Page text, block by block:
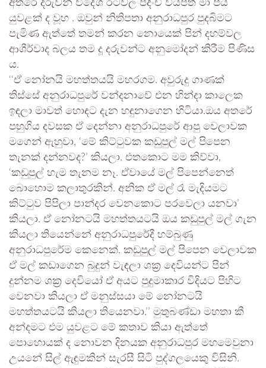
අතරේ දරුවන් විදේශ රටවල පදිංචි වියපත් මා පිය
යුවළක් ද වූහ . ඔවුන් නිතිපතා අනුරාධපුර පුදබිමට
පැමිණ ඇත්තේ තමන් කරන නොයෙක් පින් දහම්වල
ආශීර්වාද බලය තම දූ දරුවන්ට අනුමෝදන් කිරීම පිණිස
ය.
‘‘ඒ නෝනයි මහත්තයයි මහරගම. අවුරුදු ගාණක්
තිස්සේ අනුරාධපුරේ වන්දනාවේ එන හින්දා කාලෙක
ඉඳලා මාවත් හොඳට දැන හඳුනාගෙන හිටියා.ඔය අතරේ
පහුගිය දවසක ඒ දෙන්නා අනුරාධපුරේ ආපු වෙලාවක
මගෙන් ඇහුවා, ‘මේ කිට්ටුවක කඩුපුල් මල් පිපෙන
තැනක් දන්නවද?’ කියලා. එතකොට මම කිව්වා,
‘කඩුපුල් හැම තැනම නෑ. ඒවායේ මල් පිපෙන්නෙත්
බොහොම කලාතුරකින්. අනික ඒ මල් රෑ මැදියමට
කිට්ටුව පිපිලා පාන්දර වෙනකොට පරවෙලා යනවා’
කියලා. ඒ නෝනටයි මහත්තයටයි ඔය කඩුපුල් මල් ගැන
කියලා තියෙන්නේ අනුරාධපුරේදී හම්බුණු
අනුරාධපුරේම කෙනෙක්. කඩුපුල් මල් පිපෙන වෙලාවක
ඒ මල් කඩාගෙන බුදුන් වැඳලා ශක්‍ර දෙවියන්ට පින්
දුන්නම ශක්‍ර දෙවියෝ ඒ අයට පුදුමාකාර විදියට පිහිට
වෙනවා කියලා ඒ මනුස්සයා මේ නෝනටයි
මහත්තයටයි කියලා තියෙනවා.’’ මුතුබණ්ඩා මහතා කී
අන්දමට එම යුවළට මේ කතාව කියා ඇත්තේ
පොහොයක් ද නොවන දිනයක අනුරාධපුර මහමෙවුනා
උයනේ සිල් ඇඳුමකින් සැරසී සිටි පුද්ගලයෙකු විසිනි.